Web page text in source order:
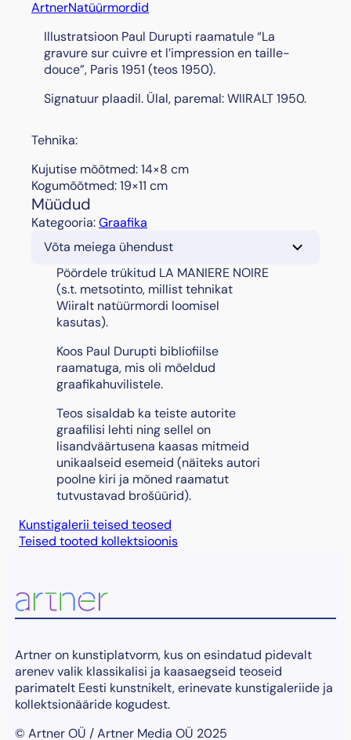
ArtnerNatüürmordid
Illustratsioon Paul Durupti raamatule “La
gravure sur cuivre et l’impression en taille-
douce”, Paris 1951 (teos 1950).
Signatuur plaadil. Ülal, paremal: WIIRALT 1950.
Tehnika:
Kujutise mõõtmed: 14×8 cm
Kogumõõtmed: 19×11 cm
Müüdud
Kategooria:Graafika
Võta meiega ühendust
Pöördele trükitud LA MANIERE NOIRE
(s.t. metsotinto, millist tehnikat
Wiiralt natüürmordi loomisel
kasutas).
Koos Paul Durupti bibliofiilse
raamatuga, mis oli mõeldud
graafikahuvilistele.
Teos sisaldab ka teiste autorite
graafilisi lehti ning sellel on
lisandväärtusena kaasas mitmeid
unikaalseid esemeid (näiteks autori
poolne kiri ja mõned raamatut
tutvustavad brošüürid).
Kunstigalerii teised teosed
Teised tooted kollektsioonis
Artner on kunstiplatvorm, kus on esindatud pidevalt
arenev valik klassikalisi ja kaasaegseid teoseid
parimatelt Eesti kunstnikelt, erinevate kunstigaleriide ja
kollektsionääride kogudest.
© Artner OÜ / Artner Media OÜ 2025